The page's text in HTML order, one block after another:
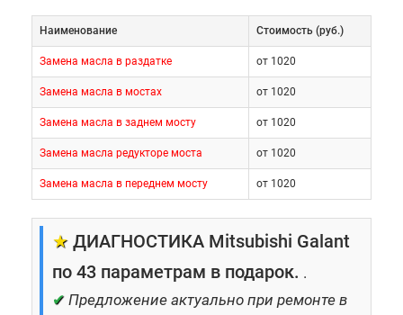
Наименование Cтоимость (руб.)
Замена масла в раздатке от 1020
Замена масла в мостах от 1020
Замена масла в заднем мосту от 1020
Замена масла редукторе моста от 1020
Замена масла в переднем мосту от 1020
★ ДИАГНОСТИКА Mitsubishi Galant
по 43 параметрам в подарок. .
✔ Предложение актуально при ремонте в